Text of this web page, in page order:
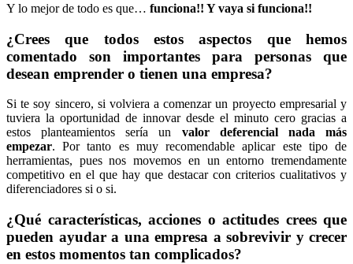
Y lo mejor de todo es que… funciona!! Y vaya si funciona!!
¿Crees que todos estos aspectos que hemos
comentado son importantes para personas que
desean emprender o tienen una empresa?
Si te soy sincero, si volviera a comenzar un proyecto empresarial y
tuviera la oportunidad de innovar desde el minuto cero gracias a
estos planteamientos sería un valor deferencial nada más
empezar. Por tanto es muy recomendable aplicar este tipo de
herramientas, pues nos movemos en un entorno tremendamente
competitivo en el que hay que destacar con criterios cualitativos y
diferenciadores si o si.
¿Qué características, acciones o actitudes crees que
pueden ayudar a una empresa a sobrevivir y crecer
en estos momentos tan complicados?